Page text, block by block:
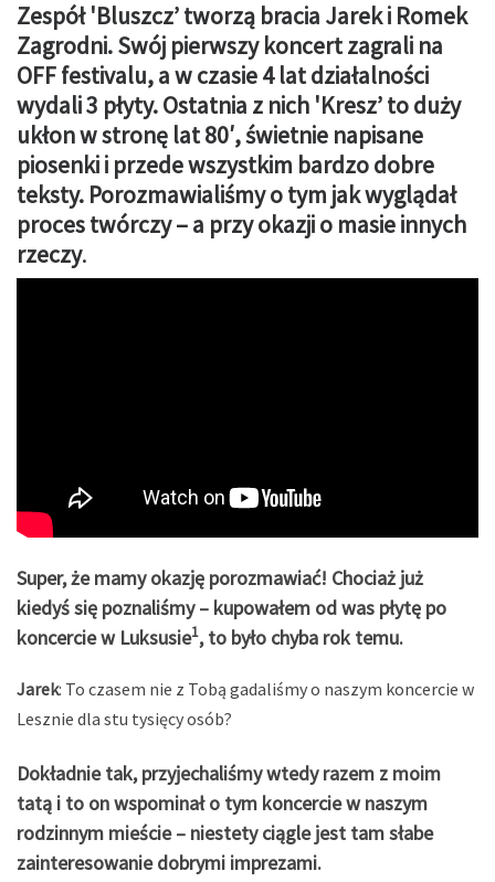
Zespół 'Bluszcz’ tworzą bracia Jarek i Romek
Zagrodni. Swój pierwszy koncert zagrali na
OFF festivalu, a w czasie 4 lat działalności
wydali 3 płyty. Ostatnia z nich 'Kresz’ to duży
ukłon w stronę lat 80′, świetnie napisane
piosenki i przede wszystkim bardzo dobre
teksty. Porozmawialiśmy o tym jak wyglądał
proces twórczy – a przy okazji o masie innych
rzeczy.
Super, że mamy okazję porozmawiać! Chociaż już
kiedyś się poznaliśmy – kupowałem od was płytę po
koncercie w Luksusie1, to było chyba rok temu.
Jarek: To czasem nie z Tobą gadaliśmy o naszym koncercie w
Lesznie dla stu tysięcy osób?
Dokładnie tak, przyjechaliśmy wtedy razem z moim
tatą i to on wspominał o tym koncercie w naszym
rodzinnym mieście – niestety ciągle jest tam słabe
zainteresowanie dobrymi imprezami.